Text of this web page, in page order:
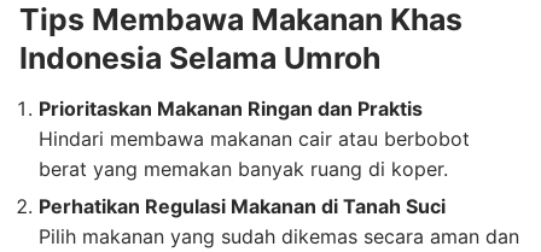
Tips Membawa Makanan Khas
Indonesia Selama Umroh
Prioritaskan Makanan Ringan dan Praktis
Hindari membawa makanan cair atau berbobot
berat yang memakan banyak ruang di koper.
Perhatikan Regulasi Makanan di Tanah Suci
Pilih makanan yang sudah dikemas secara aman dan